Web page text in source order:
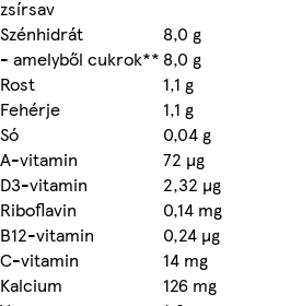
zsírsav
Szénhidrát
8,0 g
- amelyből cukrok** 8,0 g
Rost
1,1 g
Fehérje
1,1 g
Só
0,04 g
A-vitamin
72 µg
D3-vitamin
2,32 µg
Riboflavin
0,14 mg
B12-vitamin
0,24 µg
C-vitamin
14 mg
Kalcium
126 mg